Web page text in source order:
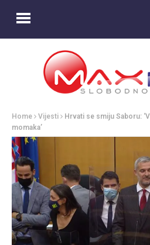
Home Vijesti
Hrvati se smiju Saboru:
momaka’